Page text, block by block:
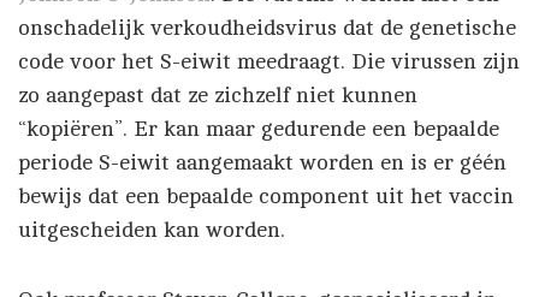
onschadelijk verkoudheidsvirus dat de genetische
code voor het S-eiwit meedraagt. Die virussen zijn
zo aangepast dat ze zichzelf niet kunnen
“kopiëren”. Er kan maar gedurende een bepaalde
periode S-eiwit aangemaakt worden en is er géén
bewijs dat een bepaalde component uit het vaccin
uitgescheiden kan worden.